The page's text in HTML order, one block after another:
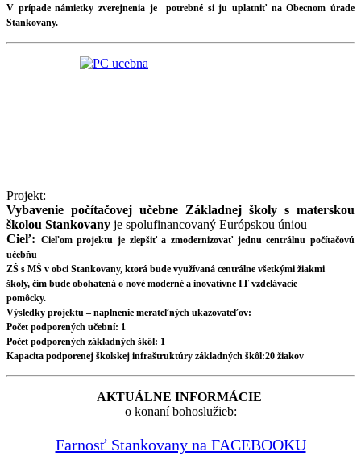
V prípade námietky zverejnenia je potrebné si ju uplatniť na Obecnom úrade
Stankovany.
Projekt:
Vybavenie počítačovej učebne Základnej školy s materskou
školou Stankovany je spolufinancovaný Európskou úniou
Cieľ: Cieľom projektu je zlepšiť a zmodernizovať jednu centrálnu počítačovú
učebňu
ZŠ s MŠ v obci Stankovany, ktorá bude využívaná centrálne všetkými žiakmi
školy, čím bude obohatená o nové moderné a inovatívne IT vzdelávacie
pomôcky.
Výsledky projektu – naplnenie merateľných ukazovateľov:
Počet podporených učební: 1
Počet podporených základných škôl: 1
Kapacita podporenej školskej infraštruktúry základných škôl:20 žiakov
AKTUÁLNE INFORMÁCIE
o konaní bohoslužieb:
Farnosť Stankovany na FACEBOOKU